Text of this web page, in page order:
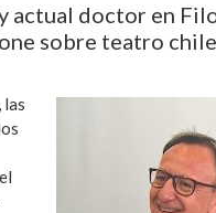
actual doctor en
sobre teatro
las